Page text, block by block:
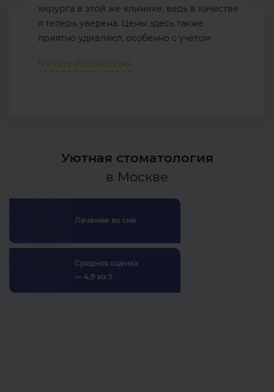
хирурга в этой же клинике, ведь в качестве
я теперь уверена. Цены здесь также
приятно удивляют, особенно с учетом
Читать полностью
Уютная стоматология
в Москве
Лечение во сне
Средняя оценка
— 4,9 из 5